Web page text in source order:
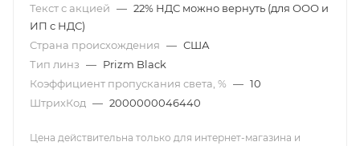
Текст с акцией — 22% НДС можно вернуть (для ООО и
ИП с НДС)
Страна происхождения — США
Тип линз — Prizm Black
Коэффициент пропускания света, % — 10
ШтрихКод — 2000000046440
Цена действительна только для интернет-магазина и